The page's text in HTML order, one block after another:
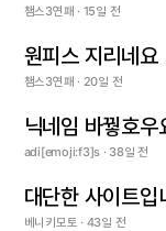
챔스3연패 · 15일 전
원피스 지리네요
챔스3연패 · 20일 전
닉네임 바꿯호
adi[emoji:f3]s · 38일 전
대단한 사이트입
베니키모토 · 43일 전